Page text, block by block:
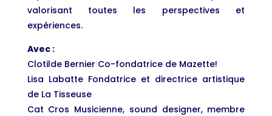
valorisant toutes les perspectives et
expériences.
Avec :
Clotilde Bernier Co-fondatrice de Mazette!
Lisa Labatte Fondatrice et directrice artistique
de La Tisseuse
Cat Cros Musicienne, sound designer, membre